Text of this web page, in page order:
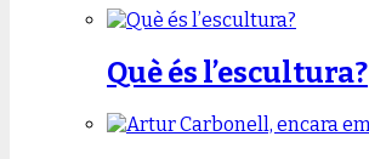
Què és l’escultura?